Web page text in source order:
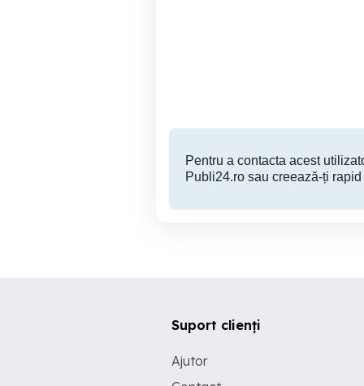
Pentru a contacta acest
Publi24.ro sau creează-ți
Suport clienți
Ajutor